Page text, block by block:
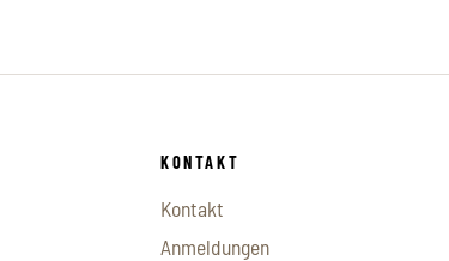
KONTAKT
Kontakt
Anmeldungen